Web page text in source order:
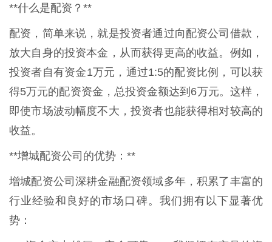
**什么是配资？**
配资，简单来说，就是投资者通过向配资公司借款，
放大自身的投资本金，从而获得更高的收益。例如，
投资者自有资金1万元，通过1:5的配资比例，可以获
得5万元的配资资金，总投资金额达到6万元。这样，
即使市场波动幅度不大，投资者也能获得相对较高的
收益。
**增城配资公司的优势：**
增城配资公司深耕金融配资领域多年，积累了丰富的
行业经验和良好的市场口碑。我们拥有以下显著优
势：